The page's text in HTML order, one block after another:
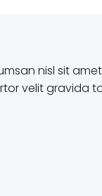
nisl sit
velit gravida